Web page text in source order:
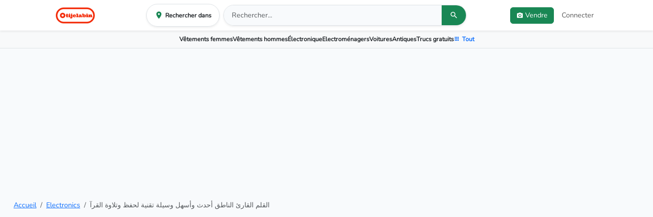
Rechercher dans Vendre Connecter
Vêtements femmesVêtements hommesÉlectroniqueElectroménagersVoituresAntiquesTrucs gratuits Tout
Accueil Electronics القلم القارئ الناطق أحدث وأسهل وسيلة تقنية لحفظ وتلاوة القرآ